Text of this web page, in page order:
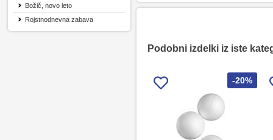
Božič, novo leto
Rojstnodnevna zabava
Podobni izdelki iz iste
-20%